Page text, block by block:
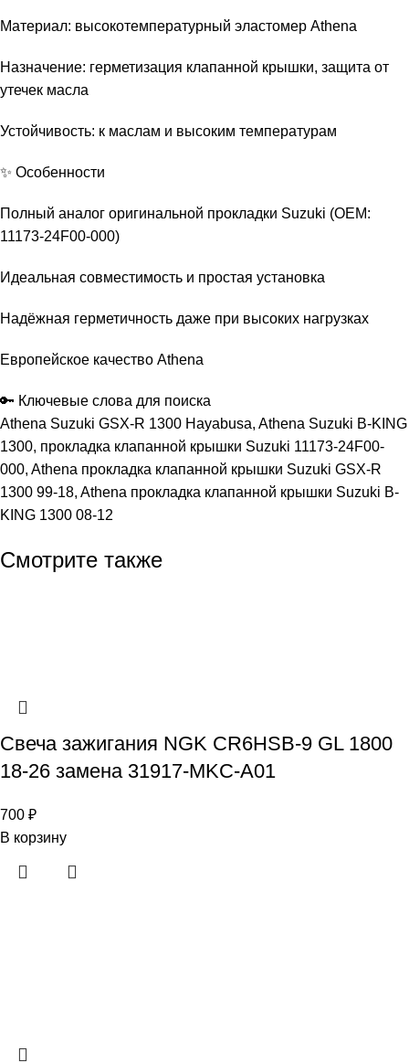
Материал: высокотемпературный эластомер Athena
Назначение: герметизация клапанной крышки, защита от
утечек масла
Устойчивость: к маслам и высоким температурам
✨ Особенности
Полный аналог оригинальной прокладки Suzuki (OEM:
11173-24F00-000)
Идеальная совместимость и простая установка
Надёжная герметичность даже при высоких нагрузках
Европейское качество Athena
🔑 Ключевые слова для поиска
Athena Suzuki GSX-R 1300 Hayabusa, Athena Suzuki B-KING
1300, прокладка клапанной крышки Suzuki 11173-24F00-
000, Athena прокладка клапанной крышки Suzuki GSX-R
1300 99-18, Athena прокладка клапанной крышки Suzuki B-
KING 1300 08-12
Смотрите также
Свеча зажигания NGK CR6HSB-9 GL 1800
18-26 замена 31917-MKC-A01
700 ₽
В корзину